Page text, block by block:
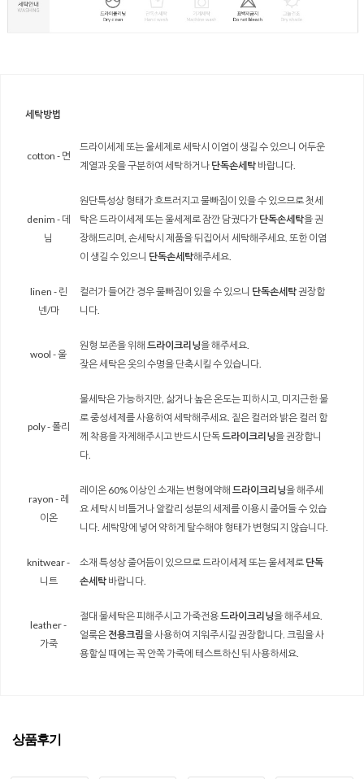
세탁방법
cotton - 면
드라이세제 또는 울세제로 세탁시 이염이 생길 수 있으니 어두운
계열과 옷을 구분하여 세탁하거나 단독손세탁 바랍니다.
denim - 데
님
원단특성상 형태가 흐트러지고 물빠짐이 있을 수 있으므로 첫세
탁은 드라이세제 또는 울세제로 잠깐 담궜다가 단독손세탁을 권
장해드리며, 손세탁시 제품을 뒤집어서 세탁해주세요. 또한 이염
이 생길 수 있으니 단독손세탁해주세요.
linen - 린
넨/마
컬러가 들어간 경우 물빠짐이 있을 수 있으니 단독손세탁권장합
니다.
wool - 울
원형 보존을 위해 드라이크리닝을 해주세요.
잦은 세탁은 옷의 수명을 단축시킬 수 있습니다.
poly - 폴리
물세탁은 가능하지만, 삶거나 높은 온도는 피하시고, 미지근한 물
로 중성세제를 사용하여 세탁해주세요. 짙은 컬러와 밝은 컬러 함
께 착용을 자제해주시고 반드시 단독드라이크리닝을 권장합니
다.
rayon - 레
이온
레이온 60% 이상인 소재는 변형에약해 드라이크리닝을 해주세
요 세탁시 비틀거나 알칼리 성분의 세제를 이용시 줄어들 수 있습
니다. 세탁망에 넣어 약하게 탈수해야 형태가 변형되지 않습니다.
knitwear -
니트
소재 특성상 줄어듬이 있으므로 드라이세제 또는 울세제로 단독
손세탁 바랍니다.
leather -
가죽
절대 물세탁은 피해주시고 가죽전용드라이크리닝을 해주세요.
얼룩은 전용크림을 사용하여 지워주시길 권장합니다. 크림을 사
용할실 때에는 꼭 안쪽 가죽에 테스트하신 뒤 사용하세요.
상품후기